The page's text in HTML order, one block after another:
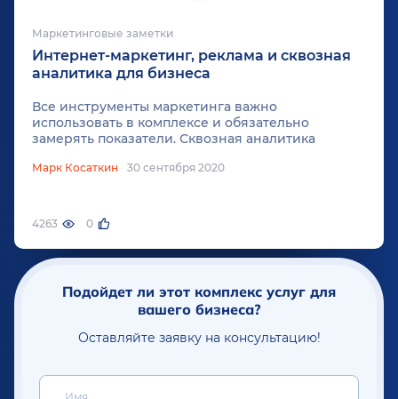
Маркетинговые заметки
Интернет-маркетинг, реклама и сквозная
аналитика для бизнеса
Все инструменты маркетинга важно
использовать в комплексе и обязательно
замерять показатели. Сквозная аналитика
правильные решения в бизнесе с точки зрения
Марк Косаткин 30 сентября 2020
4263 0
Подойдет ли этот комплекс услуг для
вашего бизнеса?
Оставляйте заявку на консультацию!